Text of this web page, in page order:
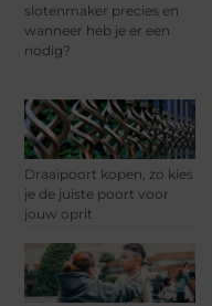
slotenmaker precies en
wanneer heb je er een
nodig?
Draaipoort kopen, zo kies
je de juiste poort voor
jouw oprit